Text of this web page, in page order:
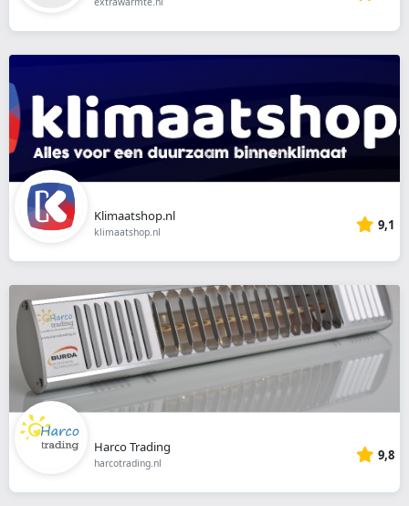
Klimaatshop.nl
klimaatshop.nl 9,1
Harco Trading
harcotrading.nl 9,8